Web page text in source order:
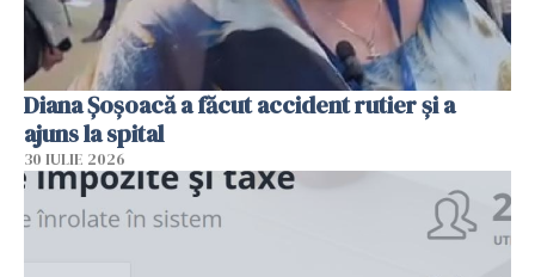
Diana Șoșoacă a făcut accident rutier și a
ajuns la spital
30 IULIE 2026